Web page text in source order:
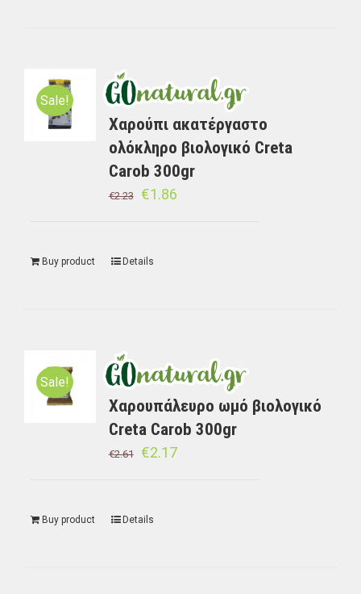
Sale!
Χαρούπι ακατέργαστο
ολόκληρο βιολογικό Creta
Carob 300gr
€2.23 €1.86
Buy product Details
Sale!
Χαρουπάλευρο ωμό βιολογικό
Creta Carob 300gr
€2.61 €2.17
Buy product Details